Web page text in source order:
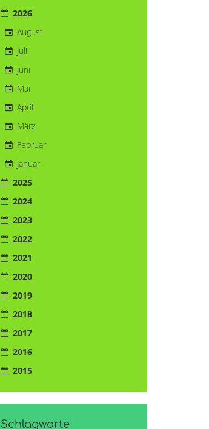
2026
August
Juli
Juni
Mai
April
März
Februar
Januar
2025
2024
2023
2022
2021
2020
2019
2018
2017
2016
2015
Schlagworte